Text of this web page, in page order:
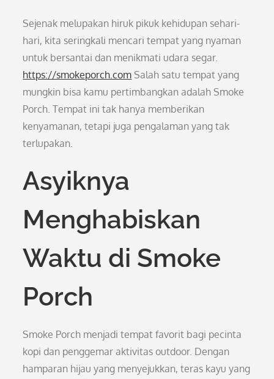
Sejenak melupakan hiruk pikuk kehidupan sehari-
hari, kita seringkali mencari tempat yang nyaman
untuk bersantai dan menikmati udara segar.
https://smokeporch.com Salah satu tempat yang
mungkin bisa kamu pertimbangkan adalah Smoke
Porch. Tempat ini tak hanya memberikan
kenyamanan, tetapi juga pengalaman yang tak
terlupakan.
Asyiknya
Menghabiskan
Waktu di Smoke
Porch
Smoke Porch menjadi tempat favorit bagi pecinta
kopi dan penggemar aktivitas outdoor. Dengan
hamparan hijau yang menyejukkan, teras kayu yang